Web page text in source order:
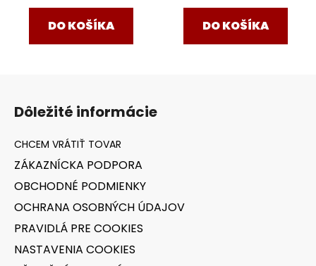
DO KOŠÍKA DO KOŠÍKA
Dôležité informácie
ZÁKAZNÍCKA PODPORA
OBCHODNÉ PODMIENKY
OCHRANA OSOBNÝCH ÚDAJOV
PRAVIDLÁ PRE COOKIES
NASTAVENIA COOKIES